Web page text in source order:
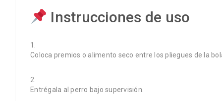
Instrucciones de uso
Coloca premios o alimento seco entre los pliegues de la
Entrégala al perro bajo supervisión.